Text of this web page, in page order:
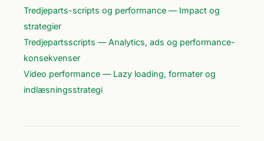
Tredjeparts-scripts og performance — Impact og
strategier
Tredjepartsscripts — Analytics, ads og performance-
konsekvenser
Video performance — Lazy loading, formater og
indlæsningsstrategi